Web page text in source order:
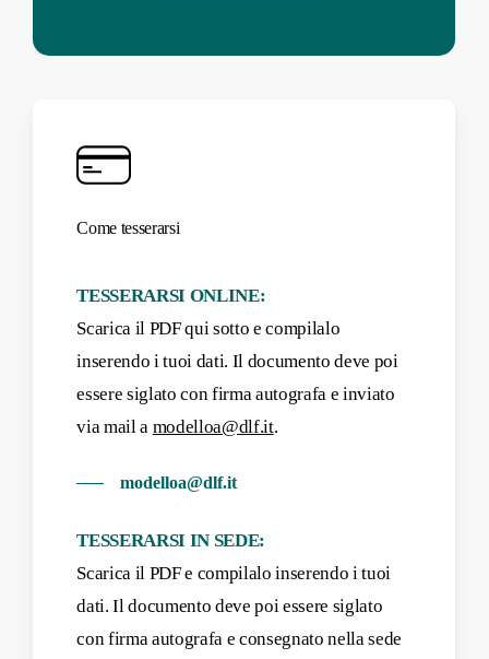
Come tesserarsi
TESSERARSI ONLINE:
Scarica il PDF qui sotto e compilalo
inserendo i tuoi dati. Il documento deve poi
essere siglato con firma autografa e inviato
via mail a modelloa@dlf.it.
modelloa@dlf.it
TESSERARSI IN SEDE:
Scarica il PDF e compilalo inserendo i tuoi
dati. Il documento deve poi essere siglato
con firma autografa e consegnato nella sede